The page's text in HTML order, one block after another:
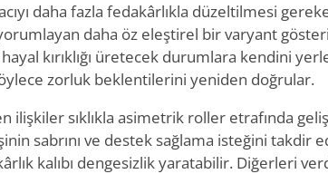
daha fazla fedakârlıkla düzeltilmesi
yorumlayan daha öz eleştirel bir varyant
kırıklığı üretecek durumlara kendini
zorluk beklentilerini yeniden doğrular.
ilişkiler sıklıkla asimetrik roller etrafında
sabrını ve destek sağlama isteğini takdir
kalıbı dengesizlik yaratabilir. Diğerleri